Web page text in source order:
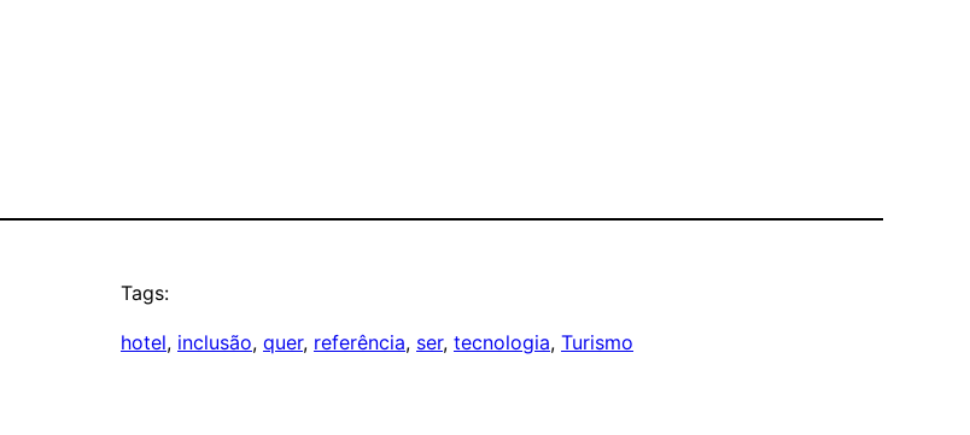
Tags:
hotel, inclusão, quer, referência, ser, tecnologia, Turismo